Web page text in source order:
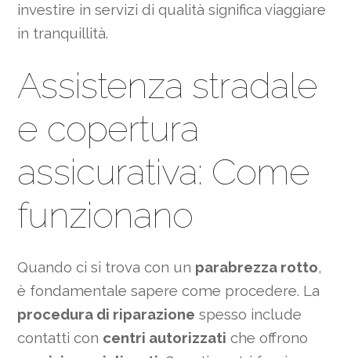
investire in servizi di qualità significa viaggiare
in tranquillità.
Assistenza stradale
e copertura
assicurativa: Come
funzionano
Quando ci si trova con un parabrezza rotto,
è fondamentale sapere come procedere. La
procedura di riparazione spesso include
contatti con centri autorizzati che offrono